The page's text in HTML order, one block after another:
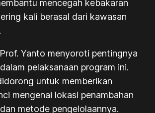
mencegah kebakaran
kali berasal dari kawasan
Yanto menyoroti pentingnya
pelaksanaan program ini.
untuk memberikan
mengenai lokasi penambahan
metode pengelolaannya.